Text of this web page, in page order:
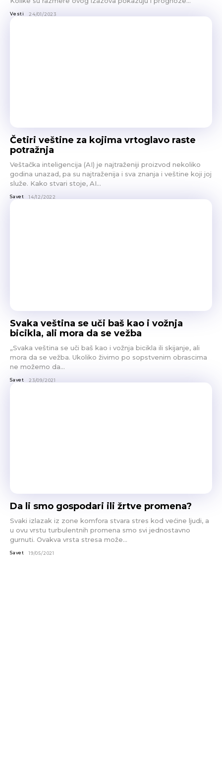
Vesti 24/01/2023
Četiri veštine za kojima vrtoglavo raste
potražnja
Veštačka inteligencija (AI) je najtraženiji proizvod nekoliko
godina unazad, pa su najtraženija i sva znanja i veštine koji joj
služe. Kako stvari stoje, AI...
Savet 14/12/2022
Svaka veština se uči baš kao i vožnja
bicikla, ali mora da se vežba
„Svaka veština se uči baš kao i vožnja bicikla ili skijanje, ali
mora da se vežba. Ukoliko živimo po sopstvenim obrascima
ne možemo da...
Savet 23/09/2021
Da li smo gospodari ili žrtve promena?
Svaki izlazak iz zone komfora stvara stres kod većine ljudi, a
u ovu vrstu turbulentnih promena smo svi jednostavno
gurnuti. Ovakva vrsta stresa može...
Savet 19/05/2021